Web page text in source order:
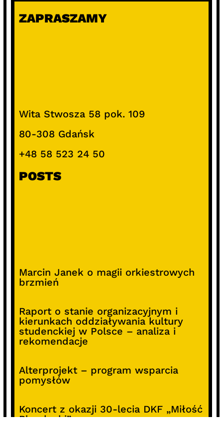
ZAPRASZAMY
Wita Stwosza 58 pok. 109
80-308 Gdańsk
+48 58 523 24 50
POSTS
Marcin Janek o magii orkiestrowych
brzmień
Raport o stanie organizacyjnym i
kierunkach oddziaływania kultury
studenckiej w Polsce – analiza i
rekomendacje
Alterprojekt – program wsparcia
pomysłów
Koncert z okazji 30-lecia DKF „Miłość
Blondynki”